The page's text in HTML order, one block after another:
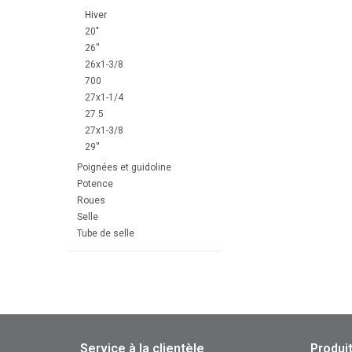
Hiver
20"
26''
26x1-3/8
700
27x1-1/4
27.5
27x1-3/8
29''
Poignées et guidoline
Potence
Roues
Selle
Tube de selle
Service à la clientèle